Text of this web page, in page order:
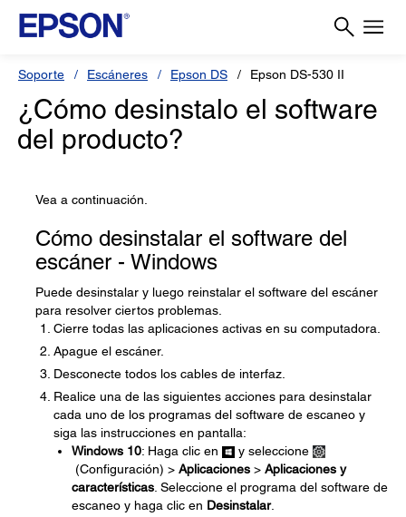
Soporte Escáneres Epson DS Epson DS-530 II
¿Cómo desinstalo el software
del producto?
Vea a continuación.
Cómo desinstalar el software del
escáner - Windows
Puede desinstalar y luego reinstalar el software del escáner
para resolver ciertos problemas.
Cierre todas las aplicaciones activas en su computadora.
Apague el escáner.
Desconecte todos los cables de interfaz.
Realice una de las siguientes acciones para desinstalar
cada uno de los programas del software de escaneo y
siga las instrucciones en pantalla:
Windows 10: Haga clic en
y seleccione
(Configuración) > Aplicaciones > Aplicaciones y
características . Seleccione el programa del software de
escaneo y haga clic en Desinstalar.